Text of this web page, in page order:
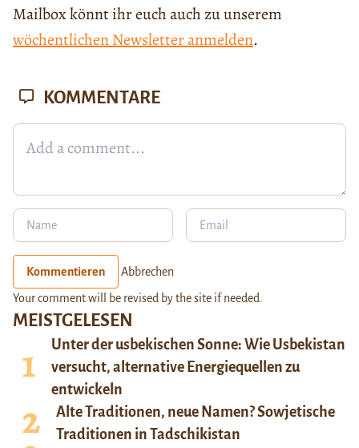
Mailbox könnt ihr euch auch zu unserem
wöchentlichen Newsletter anmelden.
MEISTGELESEN
Unter der usbekischen Sonne: Wie Usbekistan
versucht, alternative Energiequellen zu
entwickeln
Alte Traditionen, neue Namen? Sowjetische
Traditionen in Tadschikistan
KOMMENTARE
Kommentieren Abbrechen
Your comment will be revised by the site if needed.